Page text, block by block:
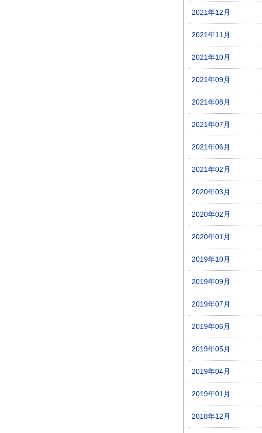
2021年12月
2021年11月
2021年10月
2021年09月
2021年08月
2021年07月
2021年06月
2021年02月
2020年03月
2020年02月
2020年01月
2019年10月
2019年09月
2019年07月
2019年06月
2019年05月
2019年04月
2019年01月
2018年12月